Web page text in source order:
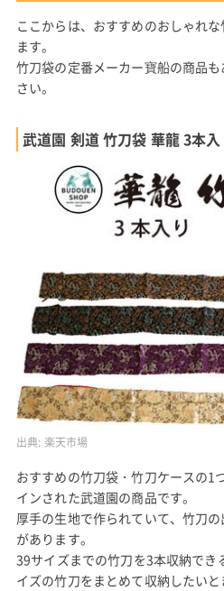
ここからは、おすすめのおしゃれ
ます。
竹刀袋の定番メーカー寶船の商品
さい。
武道園 剣道 竹刀袋 華龍 3本入
出典: 楽天市場
おすすめの竹刀袋・竹刀ケースの1
インされた武道園の商品です。
厚手の生地で作られていて、竹刀
があります。
39サイズまでの竹刀を3本収納でき
イズの竹刀をまとめて収納したいと